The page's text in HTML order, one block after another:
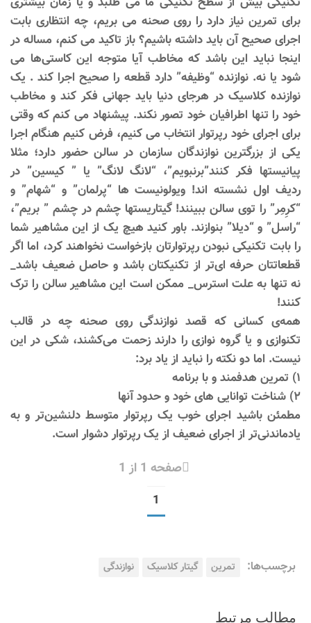
برای تمرین نیاز دارد را روی صحنه می بریم، چه انتظاری بابت
اجرای صحیح آن باید داشته باشیم؟ باز تاکید می کنم، مساله در
اینجا نباید این باشد که مخاطب آیا متوجه این کاستی‌ها می
شود یا نه. نوازنده “وظیفه” دارد قطعه را صحیح اجرا کند . یک
نوازنده کلاسیک در هرجای دنیا باید جهانی فکر کند و مخاطب
خود را تنها اطرافیان خود تصور نکند. پیشنهاد می کنم که وقتی
برای اجرای خود رپرتوار انتخاب می کنیم، فرض کنیم هنگام اجرا
یکی از بزرگترین نوازندگان سازمان در سالن حضور دارد؛ مثلا
پیانیستها فکر کنند”برنبویم”، “لانگ لانگ” یا ” کیسین” در
ردیف اول نشسته اند! ویولونیست ها “پرلمان” و “شهام” و
“کرِمِر” را توی سالن ببینند! گیتاریستها چشم در چشم ” بریم”،
“راسل” و “دیلا” بنوازند. باور کنید هیچ یک از این مشاهیر شما
را بابت تکنیکی نبودن رپرتوارتان بازخواست نخواهند کرد، اما اگر
قطعاتتان حرفه ای‌تر از تکنیکتان باشد و حاصل ضعیف باشد_
نه تنها به علت استرس_ ممکن است این مشاهیر سالن را ترک
کنند!
همه‌ی کسانی که قصد نوازندگی روی صحنه چه در قالب
تکنوازی و یا گروه نوازی را دارند زحمت می‌کشند، شکی در این
نیست. اما دو نکته را نباید از یاد برد:
۱) تمرین هدفمند و با برنامه
۲) شناخت توانایی های خود و حدود آنها
مطمئن باشید اجرای خوب یک رپرتوار متوسط دلنشین‌تر و به
یادماندنی‌تر از اجرای ضعیف از یک رپرتوار دشوار است.
صفحه 1 از 1
1
برچسب‌ها: تمرین گیتار کلاسیک نوازندگی
مطالب مرتبط